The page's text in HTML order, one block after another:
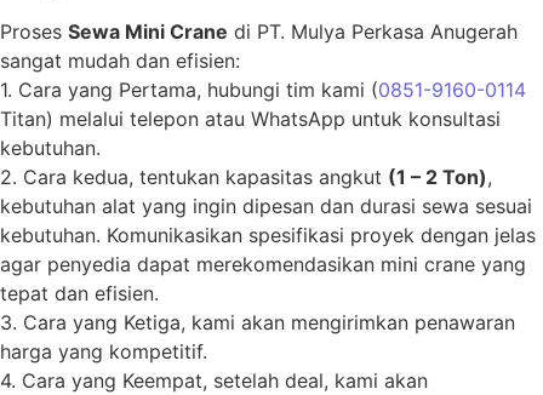
Proses Sewa Mini Crane di PT. Mulya Perkasa Anugerah
sangat mudah dan efisien:
1. Cara yang Pertama, hubungi tim kami (0851-9160-0114
Titan) melalui telepon atau WhatsApp untuk konsultasi
kebutuhan.
2. Cara kedua, tentukan kapasitas angkut (1 – 2 Ton),
kebutuhan alat yang ingin dipesan dan durasi sewa sesuai
kebutuhan. Komunikasikan spesifikasi proyek dengan jelas
agar penyedia dapat merekomendasikan mini crane yang
tepat dan efisien.
3. Cara yang Ketiga, kami akan mengirimkan penawaran
harga yang kompetitif.
4. Cara yang Keempat, setelah deal, kami akan